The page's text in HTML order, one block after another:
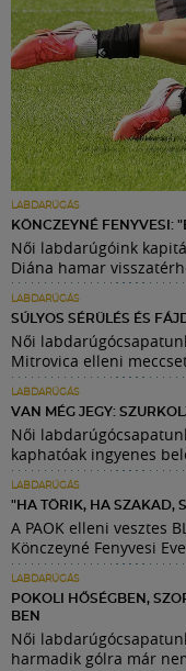
LABDARÚGÁS
KÖNCZEYNÉ FENYVESI:
Női labdarúgóink
Diána hamar
LABDARÚGÁS
SÚLYOS SÉRÜLÉS ÉS
Női
Mitrovica elleni
LABDARÚGÁS
VAN MÉG JEGY:
Női
kaphatóak ingyenes
LABDARÚGÁS
"HA TÖRIK, HA SZAKAD,
A PAOK elleni vesztes
Könczeyné Fenyvesi
LABDARÚGÁS
POKOLI HŐSÉGBEN,
BEN
Női
harmadik gólra már